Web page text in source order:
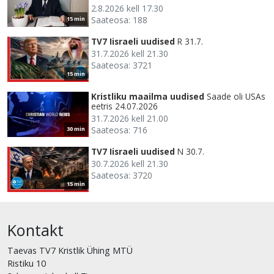
15 min
2.8.2026 kell 17.30
Saateosa: 188
15 min
TV7 Iisraeli uudised R 31.7.
31.7.2026 kell 21.30
Saateosa: 3721
30 min
Kristliku maailma uudised Saade oli USAs
eetris 24.07.2026
31.7.2026 kell 21.00
Saateosa: 716
15 min
TV7 Iisraeli uudised N 30.7.
30.7.2026 kell 21.30
Saateosa: 3720
Kontakt
Taevas TV7 Kristlik Ühing MTÜ
Ristiku 10